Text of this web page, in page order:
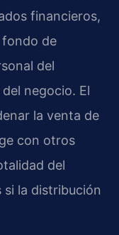
financieros,
fondo de
del
negocio. El
la venta de
con otros
del
si la distribución